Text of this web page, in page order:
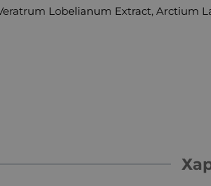
Lobelianum Extract, Arctium